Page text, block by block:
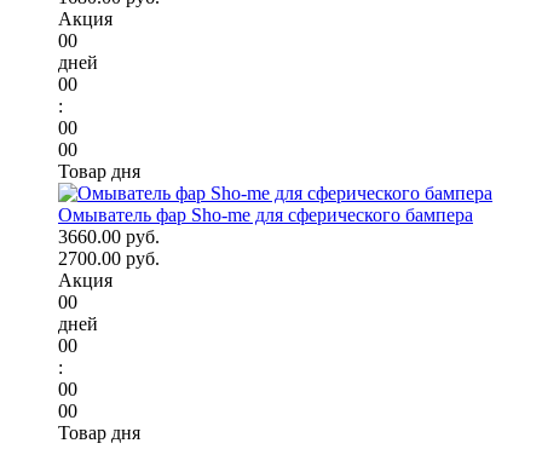
Акция
00
дней
00
:
00
00
Товар дня
Омыватель фар Sho-me для сферического бампера
3660.00 руб.
2700.00 руб.
Акция
00
дней
00
:
00
00
Товар дня